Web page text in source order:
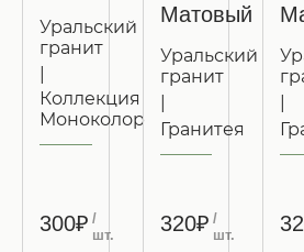
Уральский
гранит
Коллекция
Моноколор
300₽ /
шт.
Матовый
Уральский
гранит
Гранитея
320₽ /
шт.